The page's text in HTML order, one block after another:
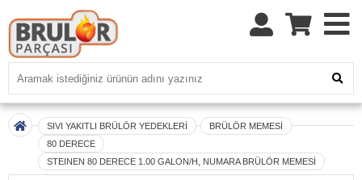
SIVI YAKITLI BRÜLÖR YEDEKLERİ
BRÜLÖR MEMESİ
80 DERECE
STEINEN 80 DERECE 1.00 GALON/H, NUMARA BRÜLÖR MEMESİ